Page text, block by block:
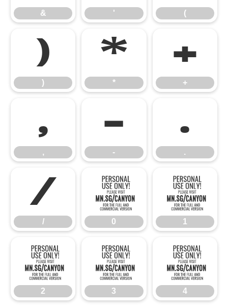
& ' (
)
)
*
*
+
+
,
,
-
-
.
.
/
/
0
0
1
1
2
2
3
3
4
4